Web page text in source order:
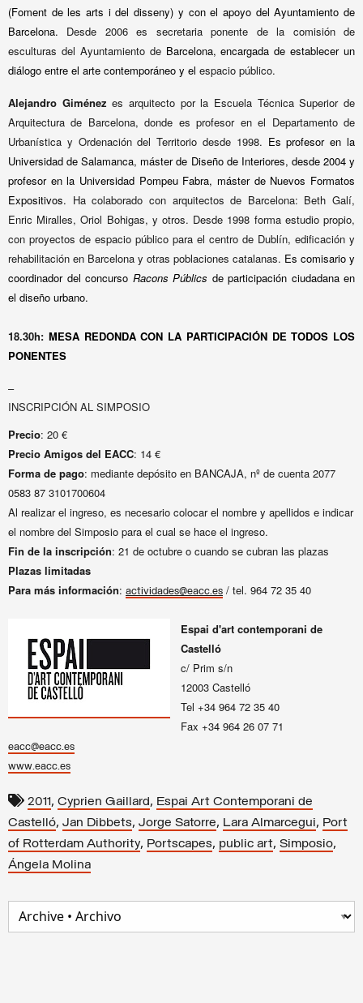
(Foment de les arts i del disseny) y con el apoyo del Ayuntamiento de
Barcelona. Desde 2006 es secretaria ponente de la comisión de
esculturas del Ayuntamiento deBarcelona,encargada de establecer un
diálogo entre el arte contemporáneo y el espacio público.
Alejandro Giménez es arquitecto por la Escuela Técnica Superior de
Arquitectura de Barcelona, donde es profesor en el Departamento de
Urbanística y Ordenación del Territorio desde 1998. Es profesor en la
Universidad de Salamanca, máster de Diseño de Interiores, desde 2004y
profesor en la Universidad Pompeu Fabra, máster de Nuevos Formatos
Expositivos. Ha colaborado con arquitectos de Barcelona: Beth Galí,
Enric Miralles, Oriol Bohigas, y otros. Desde 1998 forma estudio propio,
con proyectos de espacio público para el centro de Dublín, edificación y
rehabilitación en Barcelona y otras poblaciones catalanas. Es comisario y
coordinador del concurso Racons Públics de participación ciudadana en
el diseño urbano.
18.30h: MESA REDONDA CON LA PARTICIPACIÓN DE TODOS LOS
PONENTES
–
INSCRIPCIÓN AL SIMPOSIO
Precio: 20 €
Precio Amigos del EACC: 14 €
Forma de pago: mediante depósito en BANCAJA, nº de cuenta 2077
0583 87 3101700604
Al realizar el ingreso, es necesario colocar el nombre y apellidos e indicar
el nombre del Simposio para el cual se hace el ingreso.
Fin de la inscripción: 21 de octubre o cuando se cubran las plazas
Plazas limitadas
Para más información: actividades@eacc.es / tel. 964 72 35 40
Espai d'art contemporani de
Castelló
c/ Prim s/n
12003 Castelló
Tel +34 964 72 35 40
Fax +34 964 26 07 71
eacc@eacc.es
www.eacc.es
2011, Cyprien Gaillard, Espai Art Contemporani de
Castelló, Jan Dibbets, Jorge Satorre, Lara Almarcegui, Port
of Rotterdam Authority, Portscapes, public art, Simposio,
Ángela Molina